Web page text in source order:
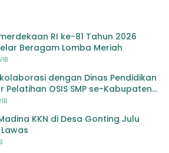
RI ke-81 Tahun 2026
Beragam Lomba Meriah
dengan Dinas Pendidikan
Pelatihan OSIS SMP se-Kabupaten
KKN di Desa Gonting Julu